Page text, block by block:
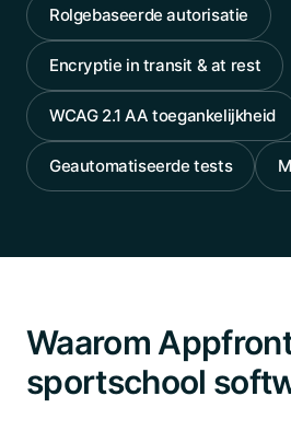
Rolgebaseerde autorisatie
Encryptie in transit & at rest
WCAG 2.1 AA toegankelijkheid
Geautomatiseerde tests
Waarom
sportschool